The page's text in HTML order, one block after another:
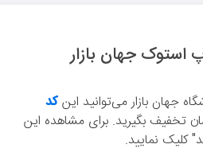
جهان بازار می‌توانید اینکد
و 300 هزار تومان تخفیف بگیرید. برای مشاهده این
کلیک نمایید.